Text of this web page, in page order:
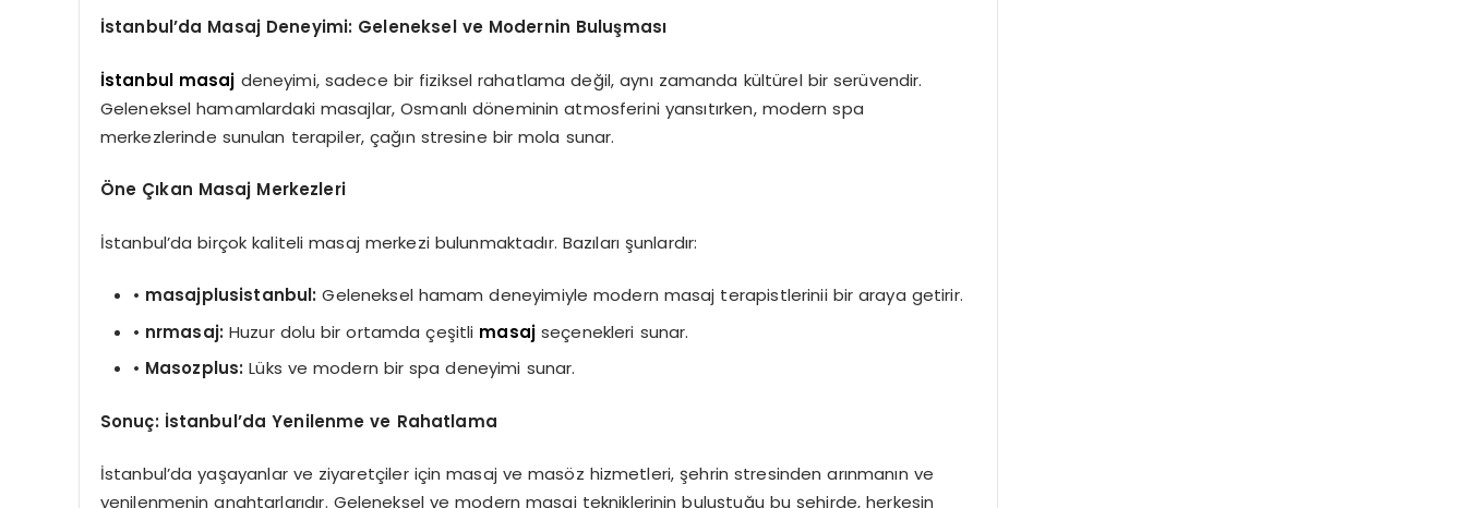
İstanbul’da Masaj Deneyimi: Geleneksel ve Modernin Buluşması
İstanbul masaj deneyimi, sadece bir fiziksel rahatlama değil, aynı zamanda kültürel bir serüvendir.
Geleneksel hamamlardaki masajlar, Osmanlı döneminin atmosferini yansıtırken, modern spa
merkezlerinde sunulan terapiler, çağın stresine bir mola sunar.
Öne Çıkan Masaj Merkezleri
İstanbul’da birçok kaliteli masaj merkezi bulunmaktadır. Bazıları şunlardır:
• masajplusistanbul: Geleneksel hamam deneyimiyle modern masaj terapistlerinii bir araya getirir.
• nrmasaj: Huzur dolu bir ortamda çeşitli masaj seçenekleri sunar.
• Masozplus: Lüks ve modern bir spa deneyimi sunar.
Sonuç: İstanbul’da Yenilenme ve Rahatlama
İstanbul’da yaşayanlar ve ziyaretçiler için masaj ve masöz hizmetleri, şehrin stresinden arınmanın ve
yenilenmenin anahtarlarıdır. Geleneksel ve modern masaj tekniklerinin buluştuğu bu şehirde, herkesin